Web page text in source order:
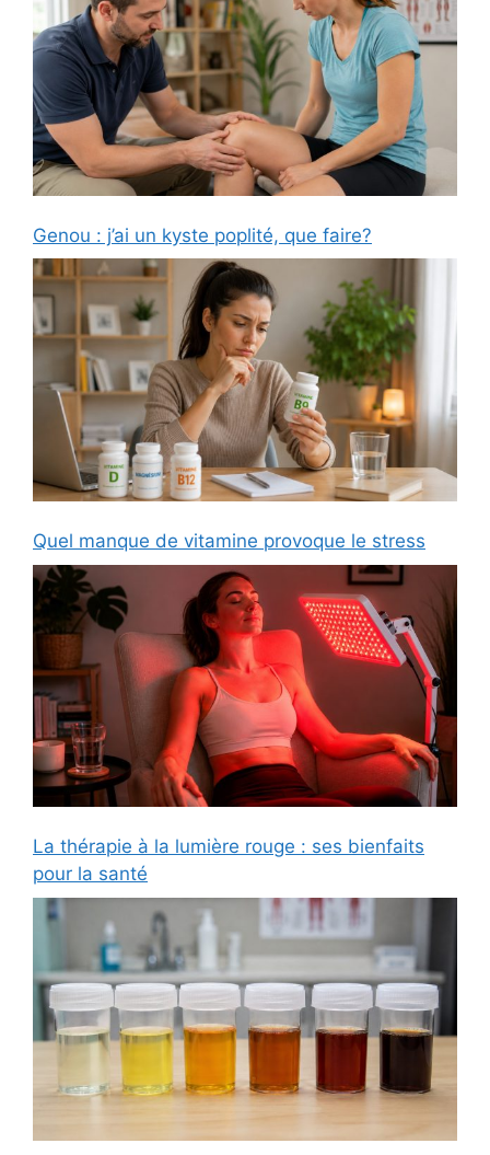
Genou : j’ai un kyste poplité, que faire?
Quel manque de vitamine provoque le stress
La thérapie à la lumière rouge : ses bienfaits
pour la santé